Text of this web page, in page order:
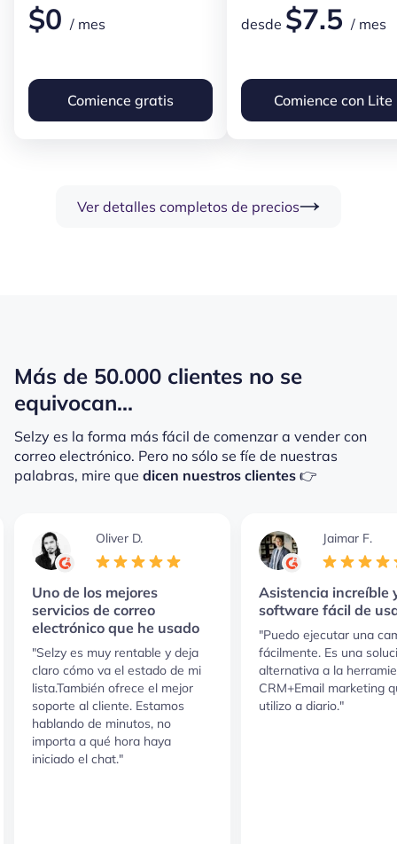
$0 / mes
Comience gratis
desde $7.5 / mes
Comience con Lite
Ver detalles completos de precios
Más de 50.000 clientes no se
equivocan...
Selzy es la forma más fácil de comenzar a vender con
correo electrónico. Pero no sólo se fíe de nuestras
palabras, mire que dicen nuestros clientes 👉
Oliver D.
Uno de los mejores
servicios de correo
electrónico que he usado
"Selzy es muy rentable y deja
claro cómo va el estado de mi
lista.También ofrece el mejor
soporte al cliente. Estamos
hablando de minutos, no
importa a qué hora haya
iniciado el chat."
Jaimar F.
Asistencia increíble
software fácil de
"Puedo ejecutar una
fácilmente. Es una
alternativa a la
CRM+Email marketing
utilizo a diario."